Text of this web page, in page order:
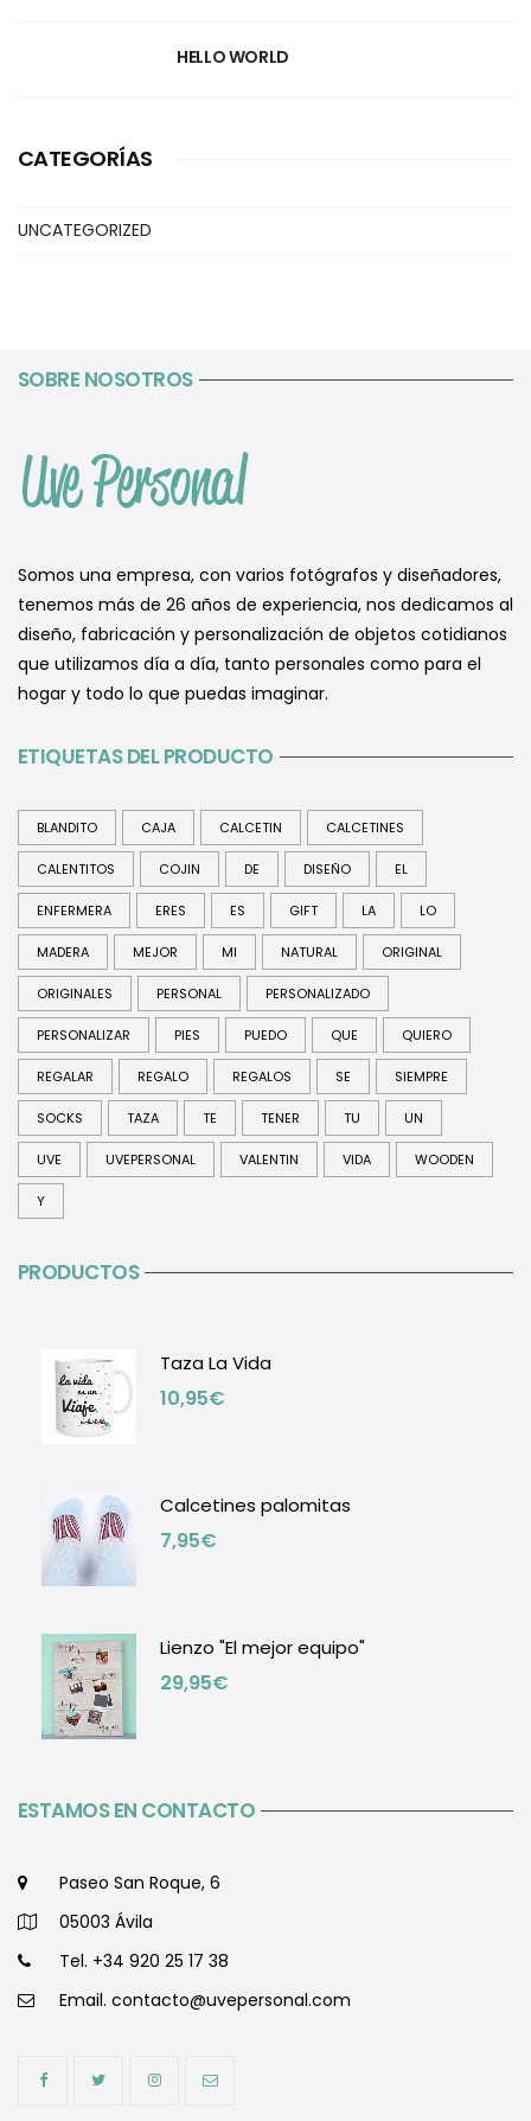
HELLO WORLD
CATEGORÍAS
UNCATEGORIZED
SOBRE NOSOTROS
Somos una empresa, con varios fotógrafos y diseñadores,
tenemos más de 26 años de experiencia, nos dedicamos al
diseño, fabricación y personalización de objetos cotidianos
que utilizamos día a día, tanto personales como para el
hogar y todo lo que puedas imaginar.
ETIQUETAS DEL PRODUCTO
BLANDITO CAJA CALCETIN CALCETINES
CALENTITOS COJIN DE DISEÑO EL
ENFERMERA ERES ES GIFT LA LO
MADERA MEJOR MI NATURAL ORIGINAL
ORIGINALES PERSONAL PERSONALIZADO
PERSONALIZAR PIES PUEDO QUE QUIERO
REGALAR REGALO REGALOS SE SIEMPRE
SOCKS TAZA TE TENER TU UN
UVE UVEPERSONAL VALENTIN VIDA WOODEN
Y
PRODUCTOS
Taza La Vida
10,95€
Calcetines palomitas
7,95€
Lienzo "El mejor equipo"
29,95€
ESTAMOS EN CONTACTO
Paseo San Roque, 6
05003 Ávila
Tel. +34 920 25 17 38
Email. contacto@uvepersonal.com